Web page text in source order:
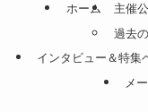
ホーム
主催
過去
インタビュー＆特集
メ